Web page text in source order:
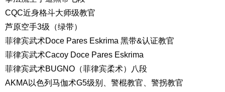
CQC近身格斗大师级教官
芦原空手3级（绿带）
菲律宾武术Doce Pares Eskrima 黑带&认证教官
菲律宾武术Cacoy Doce Pares Eskrima
菲律宾武术BUGNO（菲律宾柔术）八段
AKMA以色列马伽术G5级别、警棍教官、警拐教官